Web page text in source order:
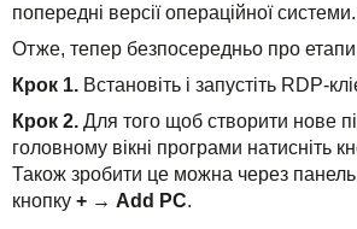
Події
Акції
попередні версії операційної системи.
Отже, тепер безпосередньо про
Крок 1. Встановіть і запустіть RDP-
Крок 2. Для того щоб створити нове
головному вікні програми натисніть
Також зробити це можна через
кнопку + → Add PC.